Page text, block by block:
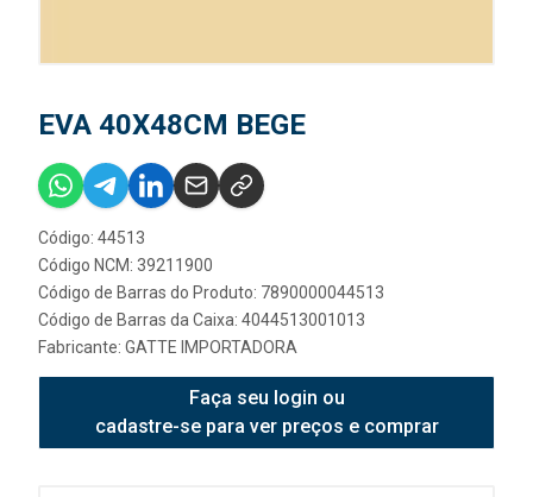
EVA 40X48CM BEGE
Código: 44513
Código NCM: 39211900
Código de Barras do Produto: 7890000044513
Código de Barras da Caixa: 4044513001013
Fabricante: GATTE IMPORTADORA
Faça seu login ou
cadastre-se para ver preços e comprar